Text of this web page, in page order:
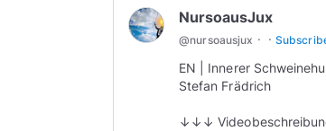
NursoausJux
@nursoausjux · ·
EN | Innerer
Stefan Frädrich
↓↓↓